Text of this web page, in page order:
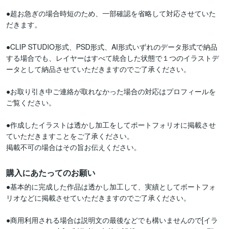
●超お急ぎの場合時短のため、一部確認を省略して対応させていた
だきます。
●CLIP STUDIO形式、PSD形式、AI形式いずれのデータ形式で納品
する場合でも、レイヤーはすべて統合した状態で１つのイラストデ
ータとして納品させていただきますのでご了承ください。
●お取り引き中ご連絡が取れなかった場合の対応はプロフィールを
ご覧ください。
●作成したイラストは透かし加工をしてポートフォリオに掲載させ
ていただきますことをご了承ください。
購入にあたってのお願い
●基本的に完成した作品は透かし加工して、実績としてボートフォ
リオなどに掲載させていただきますのでご了承ください。
●商用利用される場合は説明文の最後などでも構いませんので[イラ